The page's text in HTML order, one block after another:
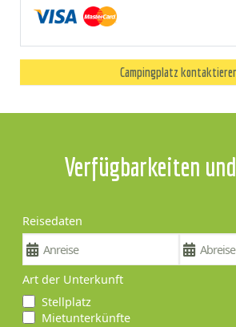
Campingplatz
Verfügbarkeiten
Reisedaten
Art der Unterkunft
Stellplatz
Mietunterkünfte